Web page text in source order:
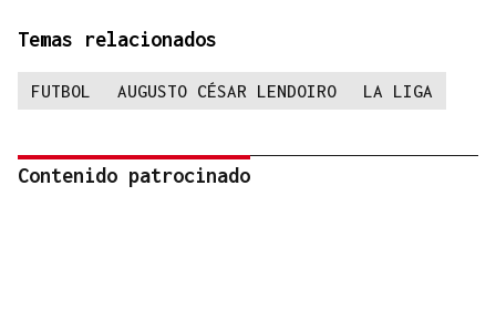
Temas relacionados
FUTBOL AUGUSTO CÉSAR LENDOIRO LA LIGA
Contenido patrocinado